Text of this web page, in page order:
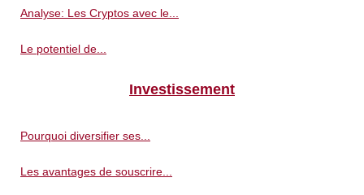
Analyse: Les Cryptos avec le...
Le potentiel de...
Investissement
Pourquoi diversifier ses...
Les avantages de souscrire...